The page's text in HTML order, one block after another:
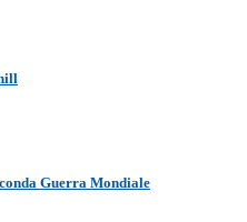
Guerra Mondiale